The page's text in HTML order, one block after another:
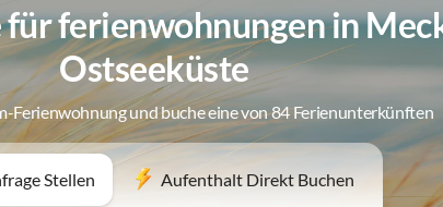
ferienwohnungen in
Ostseeküste
Ferienwohnung und buche eine von 84 Ferienunterkünften
Stellen Aufenthalt Direkt Buchen